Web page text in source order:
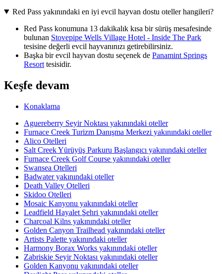
Red Pass yakınındaki en iyi evcil hayvan dostu oteller hangileri?
Red Pass konumuna 13 dakikalık kısa bir sürüş mesafesinde
bulunan Stovepipe Wells Village Hotel - Inside The Park
tesisine değerli evcil hayvanınızı getirebilirsiniz.
Başka bir evcil hayvan dostu seçenek de Panamint Springs
Resort tesisidir.
Keşfe devam
Konaklama
Aguereberry Seyir Noktası yakınındaki oteller
Furnace Creek Turizm Danışma Merkezi yakınındaki oteller
Alico Otelleri
Salt Creek Yürüyüş Parkuru Başlangıcı yakınındaki oteller
Furnace Creek Golf Course yakınındaki oteller
Swansea Otelleri
Badwater yakınındaki oteller
Death Valley Otelleri
Skidoo Otelleri
Mosaic Kanyonu yakınındaki oteller
Leadfield Hayalet Şehri yakınındaki oteller
Charcoal Kilns yakınındaki oteller
Golden Canyon Trailhead yakınındaki oteller
Artists Palette yakınındaki oteller
Harmony Borax Works yakınındaki oteller
Zabriskie Seyir Noktası yakınındaki oteller
Golden Kanyonu yakınındaki oteller